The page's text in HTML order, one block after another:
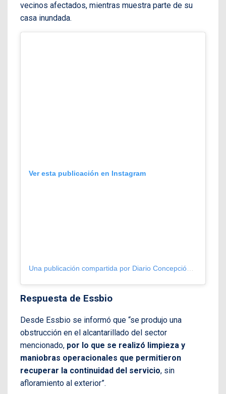
vecinos afectados, mientras muestra parte de su
casa inundada.
Ver esta publicación en Instagram
Respuesta de Essbio
Desde Essbio se informó que “se produjo una
obstrucción en el alcantarillado del sector
mencionado, por lo que se realizó limpieza y
maniobras operacionales que permitieron
recuperar la continuidad del servicio, sin
afloramiento al exterior”.